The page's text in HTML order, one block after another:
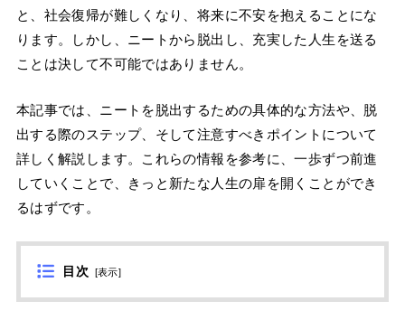
と、社会復帰が難しくなり、将来に不安を抱えることにな
ります。しかし、ニートから脱出し、充実した人生を送る
ことは決して不可能ではありません。
本記事では、ニートを脱出するための具体的な方法や、脱
出する際のステップ、そして注意すべきポイントについて
詳しく解説します。これらの情報を参考に、一歩ずつ前進
していくことで、きっと新たな人生の扉を開くことができ
るはずです。
目次 [表示]